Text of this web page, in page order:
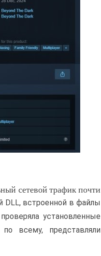
сетевой трафик почти
DLL, встроенной в файлы
установленные
всему, представляли